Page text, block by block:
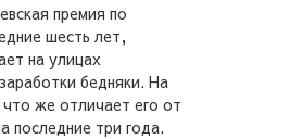
премия по
шесть лет,
на улицах
бедняки. На
же отличает его от
последние три года.